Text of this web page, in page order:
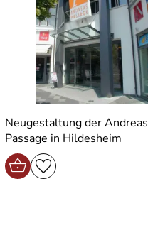
Neugestaltung der Andreas
Passage in Hildesheim